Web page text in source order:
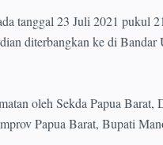
tanggal 23 Juli 2021 pukul
diterbangkan ke di Bandar
oleh Sekda Papua Barat,
Papua Barat, Bupati